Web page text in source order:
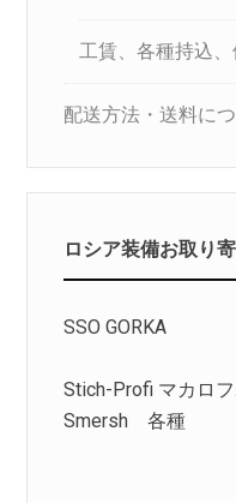
工賃、各種持込
配送方法・送料に
ロシア装備お取り
SSO GORKA
Stich-Profi マカロ
Smersh 各種